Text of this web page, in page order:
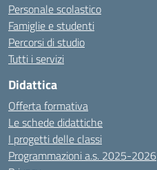
Personale scolastico
Famiglie e studenti
Percorsi di studio
Tutti i servizi
Didattica
Offerta formativa
Le schede didattiche
I progetti delle classi
Programmazioni a.s. 2025-2026